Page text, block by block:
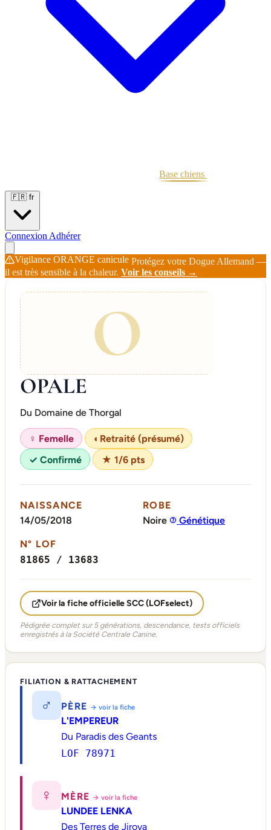
Base chiens
🇫🇷 fr
Connexion Adhérer
Vigilance ORANGE canicule Protégez votre Dogue Allemand —
il est très sensible à la chaleur. Voir les conseils →
O
OPALE
Du Domaine de Thorgal
♀ Femelle ◐ Retraité (présumé)
✓ Confirmé
★ 1/6 pts
NAISSANCE
14/05/2018
ROBE
Noire
Génétique
N° LOF
81865 / 13683
Voir la fiche officielle SCC (LOFselect)
Pédigrée complet sur 5 générations, descendance, tests officiels
enregistrés à la Société Centrale Canine.
FILIATION & RATTACHEMENT
♂ PÈRE → voir la fiche
L'EMPEREUR
Du Paradis des Geants
LOF 78971
♀ MÈRE → voir la fiche
LUNDEE LENKA
Des Terres de Jirova